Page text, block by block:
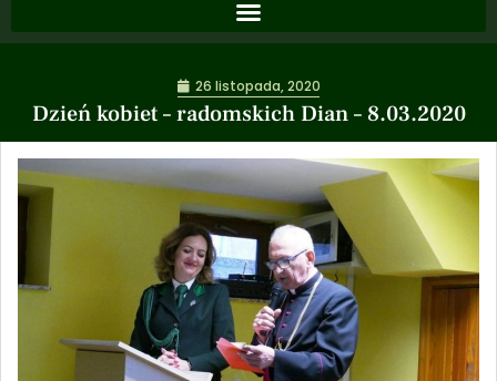
Dzień kobiet – radomskich Dian – 8.03.2020
26 listopada, 2020